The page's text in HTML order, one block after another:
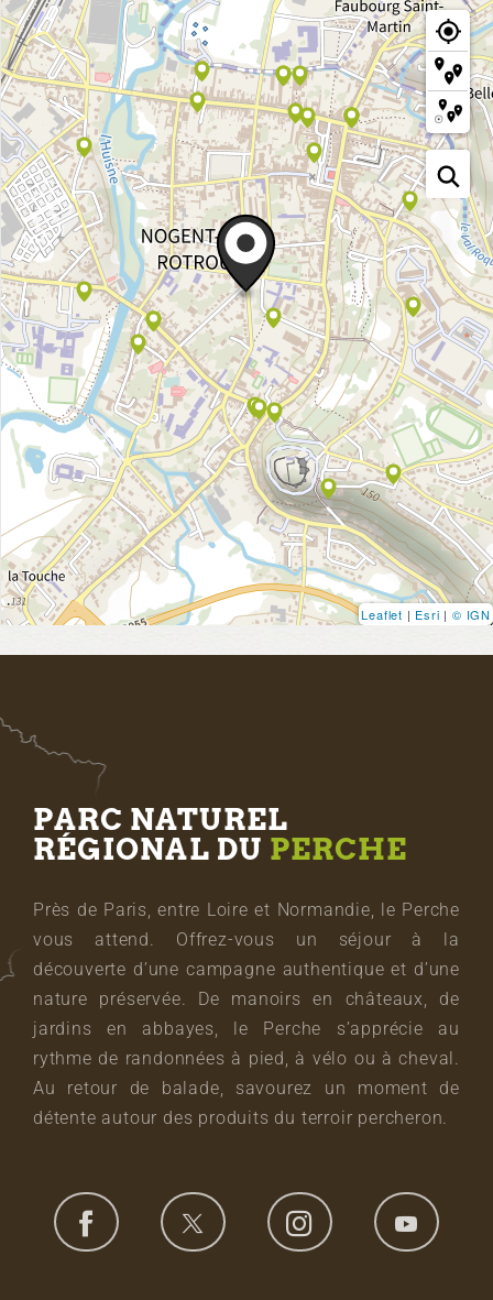
Leaflet | Esri | © IGN
PARC NATUREL
RÉGIONAL DU PERCHE
Près de Paris, entre Loire et Normandie, le Perche
vous attend. Offrez-vous un séjour à la
découverte d’une campagne authentique et d’une
nature préservée. De manoirs en châteaux, de
jardins en abbayes, le Perche s’apprécie au
rythme de randonnées à pied, à vélo ou à cheval.
Au retour de balade, savourez un moment de
détente autour des produits du terroir percheron.